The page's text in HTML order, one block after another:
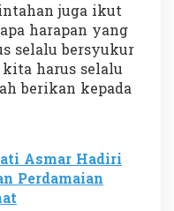
juga ikut
harapan yang
selalu bersyukur
harus selalu
berikan kepada
Asmar Hadiri
Perdamaian